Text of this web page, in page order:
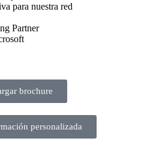
para nuestra red
Partner
brochure
personalizada